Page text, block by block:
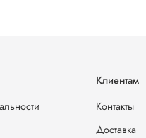
Клиентам
Контакты
Доставка